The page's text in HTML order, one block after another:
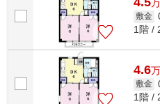
万
敷金
1階 /
4.6万
敷金
1階 /